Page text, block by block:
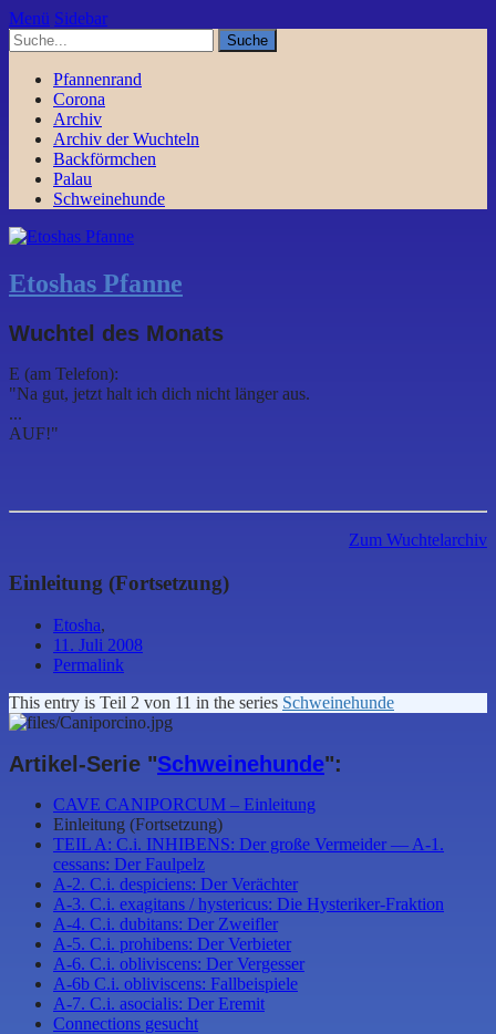
Menü Sidebar
Pfannenrand
Corona
Archiv
Archiv der Wuchteln
Backförmchen
Palau
Schweinehunde
Etoshas Pfanne
Wuchtel des Monats
E (am Telefon):
"Na gut, jetzt halt ich dich nicht länger aus.
...
AUF!"
Zum Wuchtelarchiv
Einleitung (Fortsetzung)
Etosha,
11. Juli 2008
Permalink
This entry is Teil 2 von 11 in the series Schweinehunde
Artikel-Serie "Schweinehunde":
CAVE CANIPORCUM – Einleitung
Einleitung (Fortsetzung)
TEIL A: C.i. INHIBENS: Der große Vermeider — A-1.
cessans: Der Faulpelz
A-2. C.i. despiciens: Der Verächter
A-3. C.i. exagitans / hystericus: Die Hysteriker-Fraktion
A-4. C.i. dubitans: Der Zweifler
A-5. C.i. prohibens: Der Verbieter
A-6. C.i. obliviscens: Der Vergesser
A-6b C.i. obliviscens: Fallbeispiele
A-7. C.i. asocialis: Der Eremit
Connections gesucht